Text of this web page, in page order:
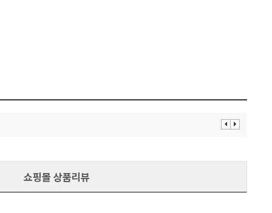
이 다
쇼핑몰 상품리뷰